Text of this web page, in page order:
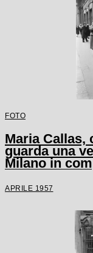
FOTO
Maria Callas,
guarda una
Milano in
APRILE 1957